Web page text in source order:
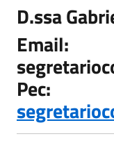
D.ssa
Email:
Pec: